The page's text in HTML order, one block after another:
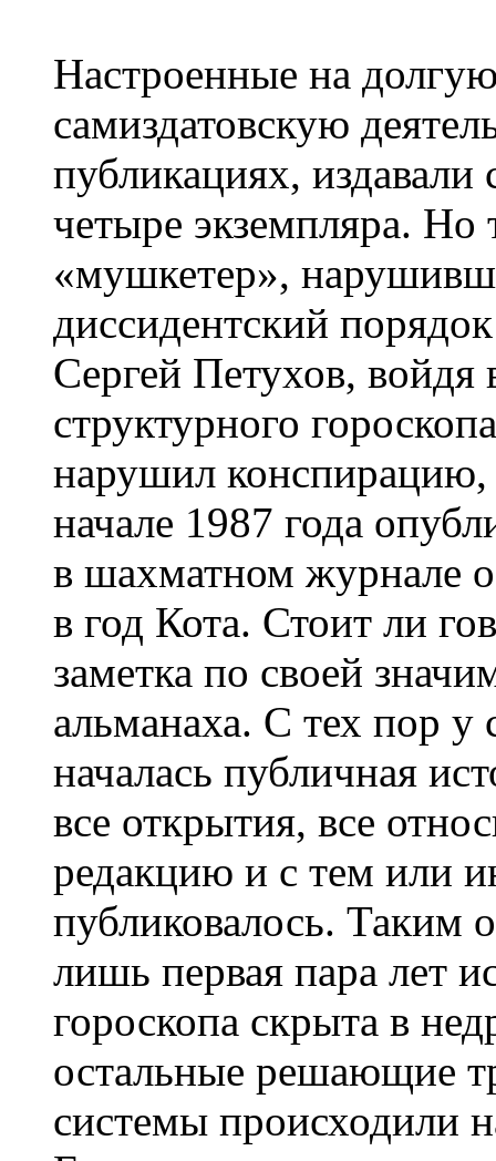
Настроенные на
самиздатовскую
публикациях,
четыре экземпляра. Но
«мушкетер»,
диссидентский
Сергей Петухов,
структурного
нарушил
начале 1987 года
в шахматном журнале
в год Кота. Стоит ли
заметка по своей
альманаха. С тех пор у
началась публичная
все открытия, все
редакцию и с тем или
публиковалось. Таким
лишь первая пара лет
гороскопа скрыта в
остальные решающие
системы происходили